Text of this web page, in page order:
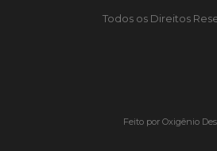
Todos os Direitos
Feito por Oxigênio